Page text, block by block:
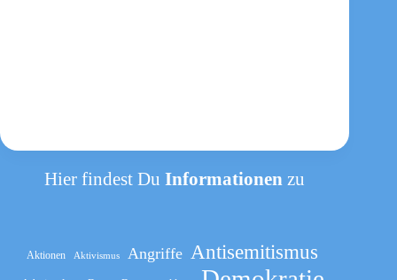
Hier findest DuInformationenzu
Aktionen Aktivismus Angriffe Antisemitismus